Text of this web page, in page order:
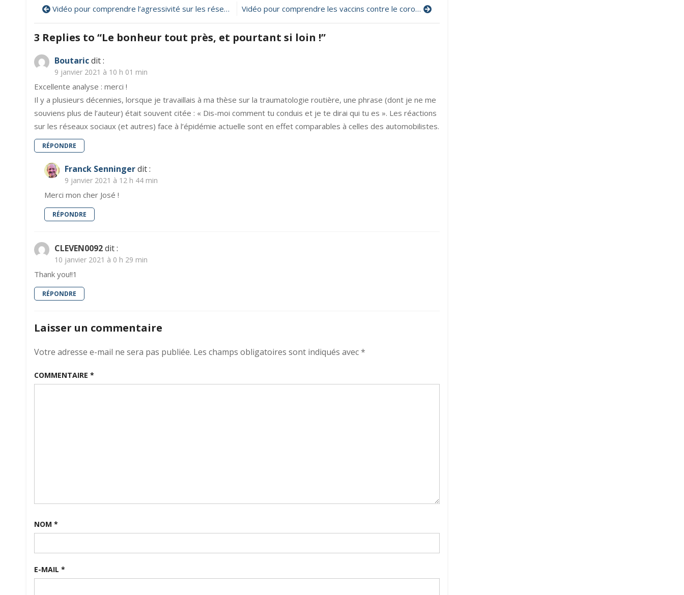
Navigation
de
l’article
Vidéo pour comprendre l’agressivité sur les réseaux sociaux Vidéo pour comprendre les vaccins contre le coronavirus
3 Replies to “Le bonheur tout près, et pourtant si loin !”
Boutaricdit :
9 janvier 2021 à 10 h 01 min
Excellente analyse : merci !
Il y a plusieurs décennies, lorsque je travaillais à ma thèse sur la traumatologie routière, une phrase (dont je ne me
souviens plus de l’auteur) était souvent citée : « Dis-moi comment tu conduis et je te dirai qui tu es ». Les réactions
sur les réseaux sociaux (et autres) face à l’épidémie actuelle sont en effet comparables à celles des automobilistes.
RÉPONDRE
Franck Senningerdit :
9 janvier 2021 à 12 h 44 min
Merci mon cher José !
RÉPONDRE
CLEVEN0092dit :
10 janvier 2021 à 0 h 29 min
Thank you!!1
RÉPONDRE
Laisser un commentaire
Votre adresse e-mail ne sera pas publiée. Les champs obligatoires sont indiqués avec*
COMMENTAIRE *
NOM *
E-MAIL *